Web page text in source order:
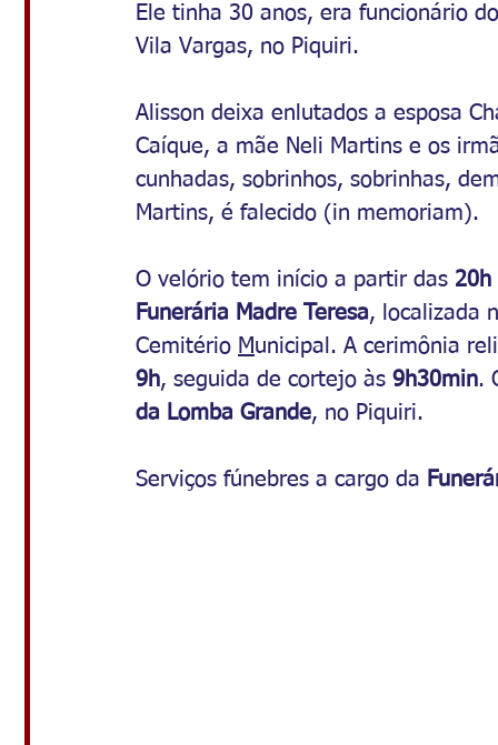
Ele tinha 30 anos, era funcionário
Vila Vargas, no Piquiri.
Alisson deixa enlutados a esposa
Caíque, a mãe Neli Martins e os
cunhadas, sobrinhos, sobrinhas,
Martins, é falecido (in memoriam).
O velório tem início a partir das 20h
Funerária Madre Teresa, localizada
Cemitério M unicipal. A cerimônia
9h, seguida de cortejo às 9h30min.
da Lomba Grande, no Piquiri.
Serviços fúnebres a cargo da